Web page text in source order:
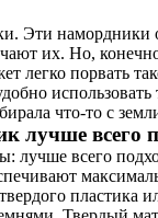
Эти намордники
их. Но,
легко порвать
что-то с
лучше всего
лучше всего
пластика